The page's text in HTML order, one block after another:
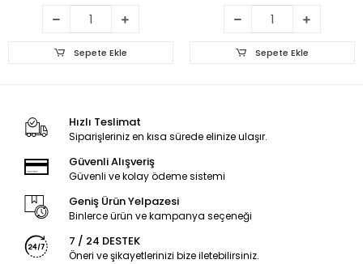
Sepete Ekle Sepete Ekle
Hızlı Teslimat
Siparişleriniz en kısa sürede elinize ulaşır.
Güvenli Alışveriş
Güvenli ve kolay ödeme sistemi
Geniş Ürün Yelpazesi
Binlerce ürün ve kampanya seçeneği
7 / 24 DESTEK
Öneri ve şikayetlerinizi bize iletebilirsiniz.